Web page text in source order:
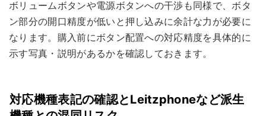
ボリュームボタンや電源ボタンへの干渉も同様で、ボタ
ン部分の開口精度が低いと押し込みに余計な力が必要に
なります。購入前にボタン配置への対応精度を具体的に
示す写真・説明があるかを確認しておきます。
対応機種表記の確認とLeitzphoneなど派生